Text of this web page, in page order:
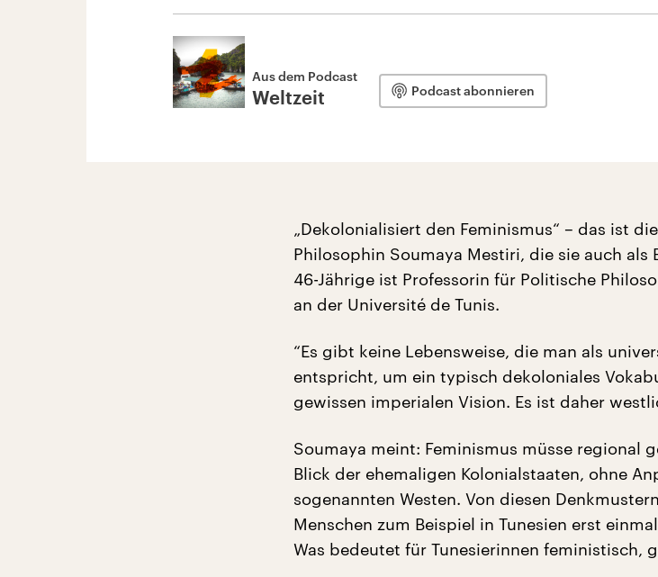
Aus dem Podcast
Weltzeit Podcast abonnieren
„Dekolonialisiert den Feminismus“ – das ist
Philosophin Soumaya Mestiri, die sie auch
46-Jährige ist Professorin für Politische
an der Université de Tunis.
“Es gibt keine Lebensweise, die man als
entspricht, um ein typisch dekoloniales
gewissen imperialen Vision. Es ist daher
Soumaya meint: Feminismus müsse regional
Blick der ehemaligen Kolonialstaaten, ohne
sogenannten Westen. Von diesen
Menschen zum Beispiel in Tunesien erst
Was bedeutet für Tunesierinnen feministisch,